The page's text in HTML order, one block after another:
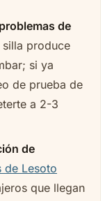
de
produce
si ya
de prueba de
a 2-3
de
de Lesoto
que llegan